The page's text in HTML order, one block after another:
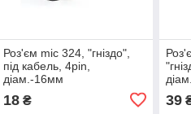
Роз'єм mic 324, "гніздо",
під кабель, 4pin,
діам.-16мм
18₴ 39